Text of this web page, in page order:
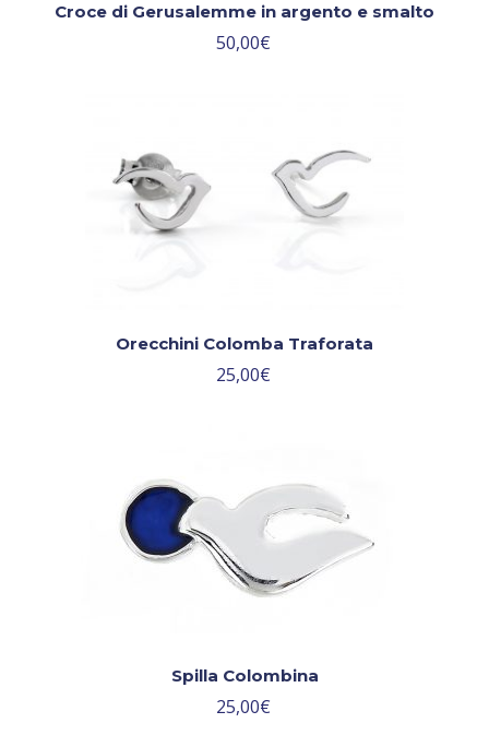
Croce di Gerusalemme in argento e smalto
50,00€
Orecchini Colomba Traforata
25,00€
Spilla Colombina
25,00€